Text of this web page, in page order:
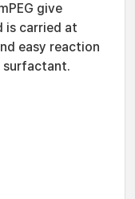
give
is carried at
easy reaction
surfactant.